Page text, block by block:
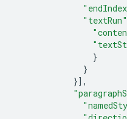
"textRun"
}
}
}],